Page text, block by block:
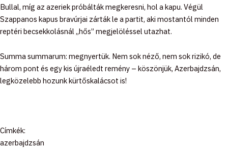
Bullal, míg az azeriek próbálták megkeresni, hol a kapu. Végül
Szappanos kapus bravúrjai zárták le a partit, aki mostantól minden
reptéri becsekkolásnál „hős” megjelöléssel utazhat.
Summa summarum: megnyertük. Nem sok néző, nem sok rizikó, de
három pont és egy kis újraéledt remény – köszönjük, Azerbajdzsán,
legközelebb hozunk kürtőskalácsot is!
Címkék:
azerbajdzsán